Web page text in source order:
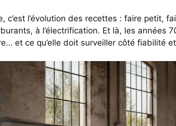
c’est l’évolution des recettes : faire petit,
à l’électrification. Et là, les années
et ce qu’elle doit surveiller côté fiabilité